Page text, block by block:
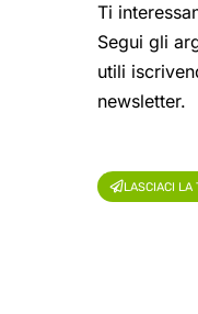
Ti
Segui gli
utili
newsletter.
LASCIACI LA